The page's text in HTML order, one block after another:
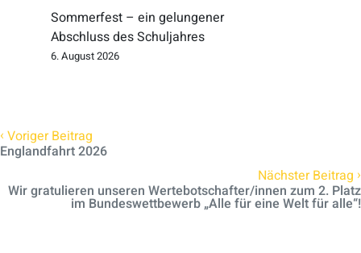
Sommerfest – ein gelungener
Abschluss des Schuljahres
6. August 2026
‹ Voriger Beitrag
Englandfahrt 2026
Nächster Beitrag ›
Wir gratulieren unseren Wertebotschafter/innen zum 2. Platz
im Bundeswettbewerb „Alle für eine Welt für alle“!